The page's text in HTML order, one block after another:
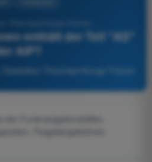
enthält der Teil "AD"
AIP?
Theorieprüfungs-Trainer